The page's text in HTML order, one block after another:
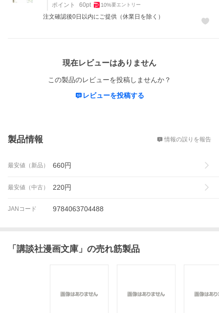
ポイント
60pt 10%要エントリー
注文確認後0日以内にご提供（休業日を除く）
現在レビューはありません
この製品のレビューを投稿しませんか？
レビューを投稿する
製品情報 情報の誤りを報告
最安値（新品） 660円
最安値（中古） 220円
JANコード 9784063704488
「 講談社漫画文庫 」の売れ筋製品